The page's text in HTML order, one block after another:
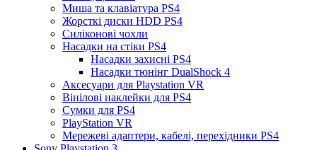
Миша та клавіатура PS4
Жорсткі диски HDD PS4
Силіконові чохли
Насадки на стіки PS4
Насадки захисні PS4
Насадки тюнінг DualShock 4
Аксесуари для Playstation VR
Вінілові наклейки для PS4
Сумки для PS4
PlayStation VR
Мережеві адаптери, кабелі, перехідники PS4